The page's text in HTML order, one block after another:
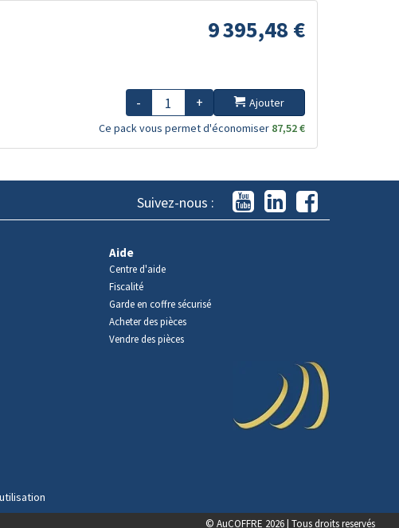
9 395,48 €
- +
Ajouter
Ce pack vous permet d'économiser 87,52 €
Suivez-nous :
Aide
Centre d'aide
Fiscalité
Garde en coffre sécurisé
Acheter des pièces
Vendre des pièces
© AuCOFFRE 2026 | Tous droits reservés